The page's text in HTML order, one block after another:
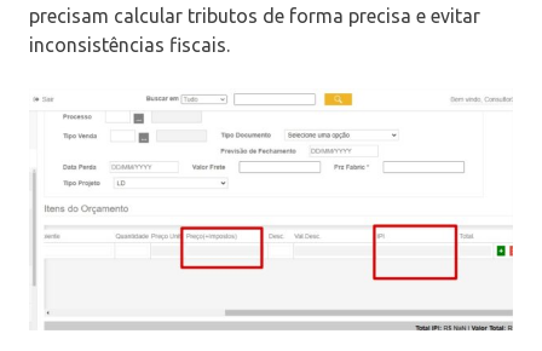
precisam calcular tributos de forma precisa e evitar
inconsistências fiscais.